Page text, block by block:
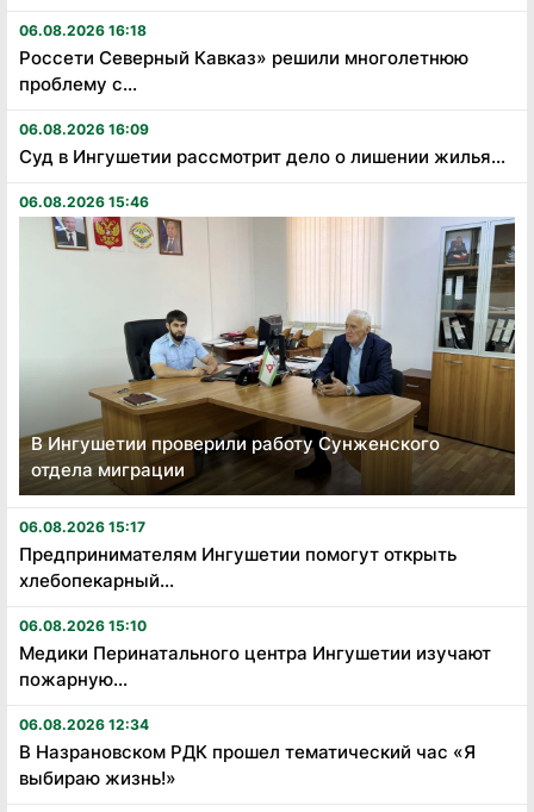
06.08.2026 16:18
Россети Северный Кавказ» решили многолетнюю
проблему с...
06.08.2026 16:09
Суд в Ингушетии рассмотрит дело о лишении жилья...
06.08.2026 15:46
В Ингушетии проверили работу Сунженского
отдела миграции
06.08.2026 15:17
Предпринимателям Ингушетии помогут открыть
хлебопекарный...
06.08.2026 15:10
Медики Перинатального центра Ингушетии изучают
пожарную...
06.08.2026 12:34
В Назрановском РДК прошел тематический час «Я
выбираю жизнь!»